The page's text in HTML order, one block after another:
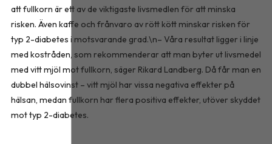
att fullkorn är ett av de viktigaste livsmedlen för att minska
risken. Även kaffe och frånvaro av rött kött minskar risken för
typ 2-diabetes i motsvarande grad.\n– Våra resultat ligger i linje
med kostråden, som rekommenderar att man byter ut livsmedel
med vitt mjöl mot fullkorn, säger Rikard Landberg. Då får man en
dubbel hälsovinst – vitt mjöl har vissa negativa effekter på
hälsan, medan fullkorn har flera positiva effekter, utöver skyddet
mot typ 2-diabetes.